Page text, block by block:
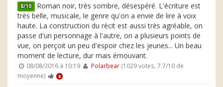
8/10 Roman noir, très sombre, désespéré. L'écriture est
très belle, musicale, le genre qu'on a envie de lire à voix
haute. La construction du récit est aussi très agréable, on
passe d'un personnage à l'autre, on a plusieurs points de
vue, on perçoit un peu d'espoir chez les jeunes... Un beau
moment de lecture, dur mais émouvant.
08/08/2016 à 10:19 Polarbear(1029 votes, 7.7/10 de
moyenne)
8